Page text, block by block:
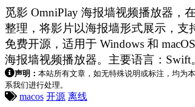
觅影 OmniPlay 海报墙视频播放器，
整理，将影片以海报墙形式展示，支
免费开源，适用于 Windows 和
海报墙视频播放器。主要语言：Swift
声明： 本站所有文章，如无特殊说明或标注，均为
系我们进行处理。
macos 开源 离线